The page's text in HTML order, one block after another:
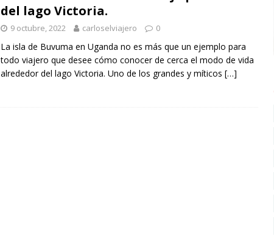
del lago Victoria.
9 octubre, 2022 carloselviajero 0
La isla de Buvuma en Uganda no es más que un ejemplo para
todo viajero que desee cómo conocer de cerca el modo de vida
alrededor del lago Victoria. Uno de los grandes y míticos […]